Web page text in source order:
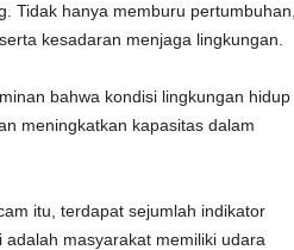
Tidak hanya memburu pertumbuhan,
kesadaran menjaga lingkungan.
bahwa kondisi lingkungan hidup
meningkatkan kapasitas dalam
itu, terdapat sejumlah indikator
masyarakat memiliki udara